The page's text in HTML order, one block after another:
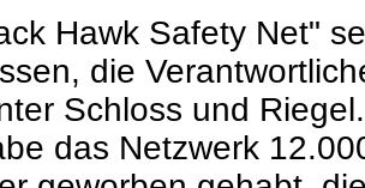
Hawk Safety Net"
die
Schloss und
das Netzwerk